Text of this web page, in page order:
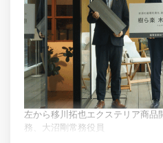
左から移川拓也エクステリア商品
務、大沼剛常務役員